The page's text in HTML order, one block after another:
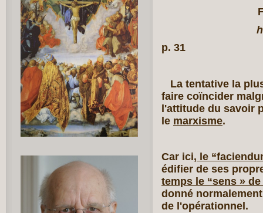
p. 31
La tentative la
faire coïncider
l'attitude du savoir
le marxisme.
Car ici, le
édifier de ses
temps le “sens »
donné
de l'opérationnel.